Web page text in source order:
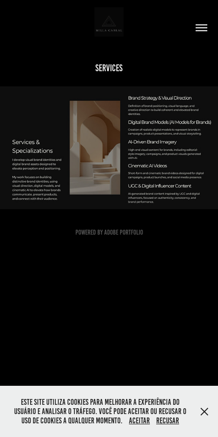
Services
Powered by Adobe Portfolio
Este site utiliza cookies para melhorar a experiência do
usuário e analisar o tráfego. Você pode aceitar ou recusar o
uso de cookies a qualquer momento.
Aceitar Recusar